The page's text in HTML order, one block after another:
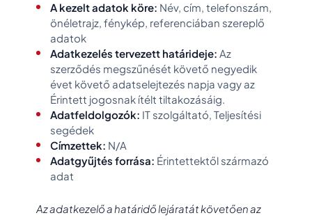
A kezelt adatok köre: Név, cím, telefonszám,
önéletrajz, fénykép, referenciában szereplő
adatok
Adatkezelés tervezett határideje: Az
szerződés megszűnését követő negyedik
évet követő adatselejtezés napja vagy az
Érintett jogosnak ítélt tiltakozásáig.
Adatfeldolgozók: IT szolgáltató, Teljesítési
segédek
Címzettek: N/A
Adatgyűjtés forrása: Érintettektől származó
adat
Az adatkezelő a határidő lejáratát követően az